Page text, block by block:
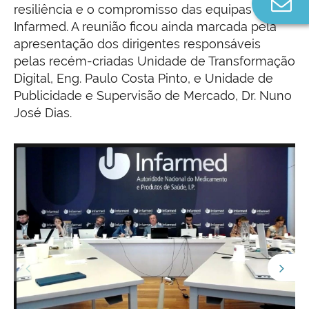
resiliência e o compromisso das equipas do
Infarmed. A reunião ficou ainda marcada pela
apresentação dos dirigentes responsáveis
pelas recém-criadas Unidade de Transformação
Digital, Eng. Paulo Costa Pinto, e Unidade de
Publicidade e Supervisão de Mercado, Dr. Nuno
José Dias.